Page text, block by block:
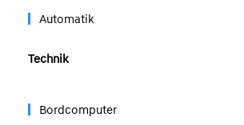
Automatik
Technik
Bordcomputer